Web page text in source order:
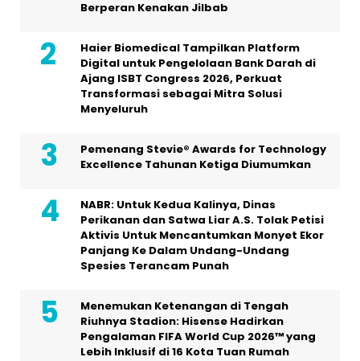
Berperan Kenakan Jilbab
Haier Biomedical Tampilkan Platform
Digital untuk Pengelolaan Bank Darah di
Ajang ISBT Congress 2026, Perkuat
Transformasi sebagai Mitra Solusi
Menyeluruh
Pemenang Stevie® Awards for Technology
Excellence Tahunan Ketiga Diumumkan
NABR: Untuk Kedua Kalinya, Dinas
Perikanan dan Satwa Liar A.S. Tolak Petisi
Aktivis Untuk Mencantumkan Monyet Ekor
Panjang Ke Dalam Undang-Undang
Spesies Terancam Punah
Menemukan Ketenangan di Tengah
Riuhnya Stadion: Hisense Hadirkan
Pengalaman FIFA World Cup 2026™ yang
Lebih Inklusif di 16 Kota Tuan Rumah